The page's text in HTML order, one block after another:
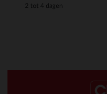
2 tot 4 dagen